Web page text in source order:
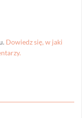
Dowiedz się, w jaki